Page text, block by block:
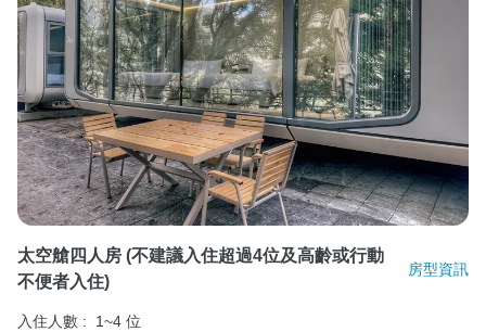
太空艙四人房 (不建議入住超過4位及高齡或行動
不便者入住)
房型資訊
入住人數 :
1~4 位